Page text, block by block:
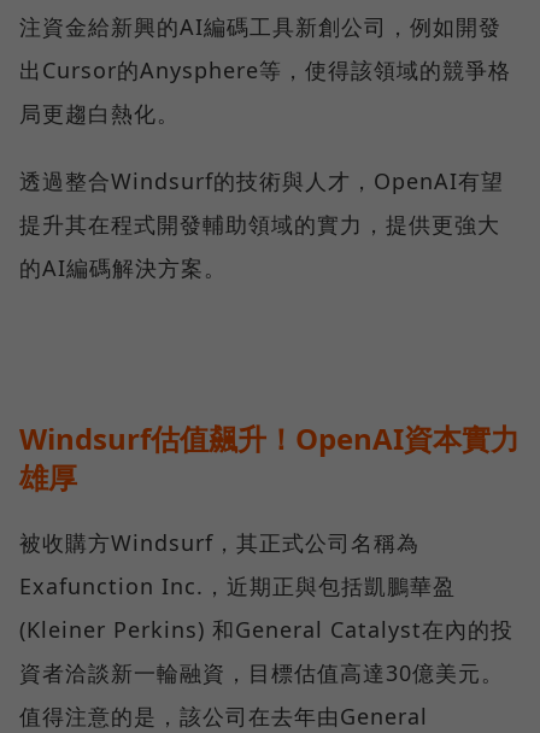
注資金給新興的AI編碼工具新創公司，例如開發
出Cursor的Anysphere等，使得該領域的競爭格
局更趨白熱化。
透過整合Windsurf的技術與人才，OpenAI有望
提升其在程式開發輔助領域的實力，提供更強大
的AI編碼解決方案。
Windsurf估值飆升！OpenAI資本實力
雄厚
被收購方Windsurf，其正式公司名稱為
Exafunction Inc.，近期正與包括凱鵬華盈
(Kleiner Perkins) 和General Catalyst在內的投
資者洽談新一輪融資，目標估值高達30億美元。
值得注意的是，該公司在去年由General